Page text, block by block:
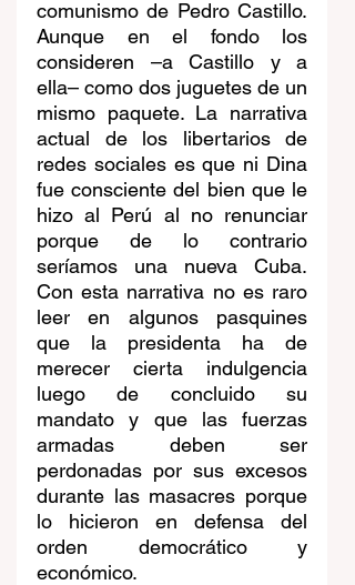
comunismo de Pedro Castillo.
Aunque en el fondo los
consideren –a Castillo y a
ella– como dos juguetes de un
mismo paquete. La narrativa
actual de los libertarios de
redes sociales es que ni Dina
fue consciente del bien que le
hizo al Perú al no renunciar
porque de lo contrario
seríamos una nueva Cuba.
Con esta narrativa no es raro
leer en algunos pasquines
que la presidenta ha de
merecer cierta indulgencia
luego de concluido su
mandato y que las fuerzas
armadas deben ser
perdonadas por sus excesos
durante las masacres porque
lo hicieron en defensa del
orden democrático y
económico.